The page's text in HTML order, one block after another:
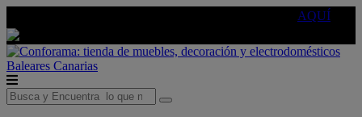
AQUÍ
Baleares Canarias